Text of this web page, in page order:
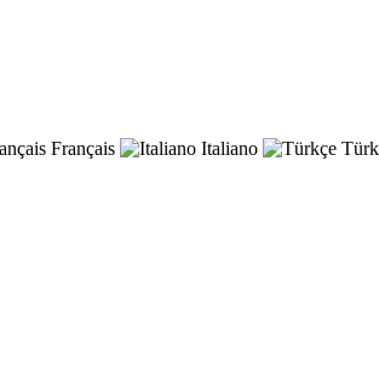
Français Italiano